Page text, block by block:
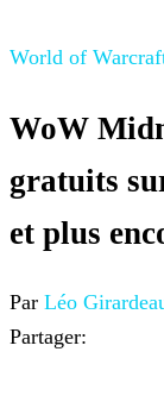
World of
WoW
gratuits
et plus
Par Léo
Partager: